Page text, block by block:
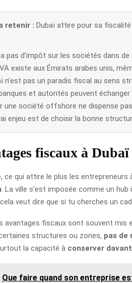
retenir : Dubaï attire pour sa
a pas d’impôt sur les sociétés dans
existe aux Émirats arabes unis,
n’est pas un paradis fiscal au sens
et autorités peuvent
une société offshore ne dispense
enjeu est de choisir la bonne
fiscaux à Dubaï
ce qui attire le plus les entrepreneurs
. La ville s’est imposée comme un
veut dire que si tu cherches un
avantages fiscaux sont souvent mis
structures ou zones, pas de
la capacité à conserver
Que faire quand son entreprise